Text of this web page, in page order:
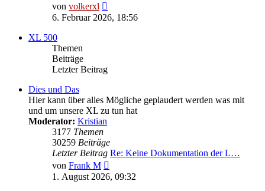
von volkerxl
Beitrag
6. Februar 2026, 18:56
XL 500
Themen
Beiträge
Letzter Beitrag
Dies und Das
Hier kann über alles Mögliche geplaudert werden was mit
und um unsere XL zu tun hat
Moderator: Kristian
3177 Themen
30259 Beiträge
Letzter Beitrag Re: Keine Dokumentation der L…
von Frank M
Beitrag
1. August 2026, 09:32